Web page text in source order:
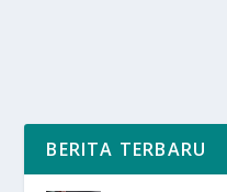
BERITA TERBARU